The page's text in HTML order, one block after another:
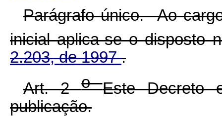
Parágrafo único. Ao
inicial aplica-se o disposto
2.203, de 1997.
Art. 2oEste Decreto
publicação.